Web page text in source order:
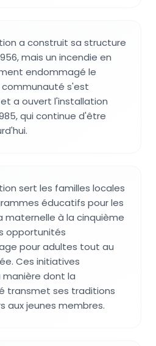
a construit sa structure
mais un incendie en
endommagé le
s'est
a ouvert l'installation
qui continue d'être
sert les familles locales
éducatifs pour les
maternelle à la cinquième
opportunités
pour adultes tout au
Ces initiatives
dont la
transmet ses traditions
aux jeunes membres.